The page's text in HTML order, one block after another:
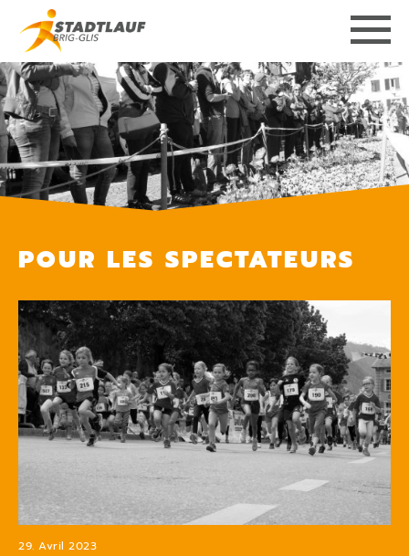
POUR LES SPECTATEURS
29. Avril 2023